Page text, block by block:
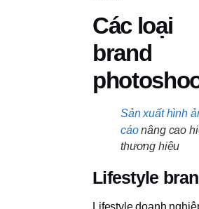
Các loại
brand
Sản xuất hình
cáonâng cao
thương hiệu
Lifestyle
Lifestyle doanh